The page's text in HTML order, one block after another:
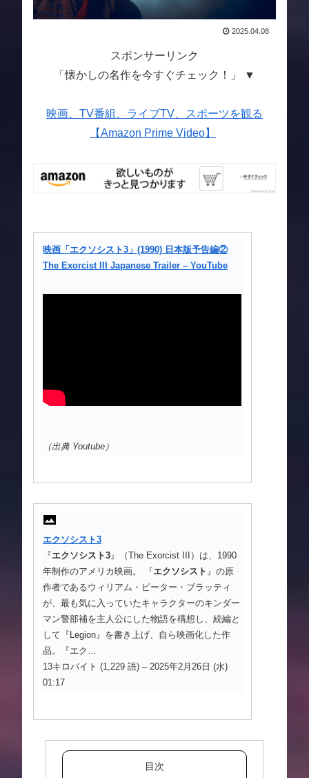
2025.04.08
スポンサーリンク
「懐かしの名作を今すぐチェック！」 ▼
映画、TV番組、ライブTV、スポーツを観る
【Amazon Prime Video】
映画「エクソシスト3」(1990) 日本版予告編②
The Exorcist III Japanese Trailer – YouTube
（出典 Youtube）
エクソシスト3
『エクソシスト3』（The Exorcist III）は、1990
年制作のアメリカ映画。 『エクソシスト 』の原
作者であるウィリアム・ピーター・ブラッティ
が、最も気に入っていたキャラクターのキンダー
マン警部補を主人公にした物語を構想し、続編と
して『Legion』を書き上げ、自ら映画化した作
品。『エク…
13キロバイト (1,229 語) – 2025年2月26日 (水)
01:17
目次